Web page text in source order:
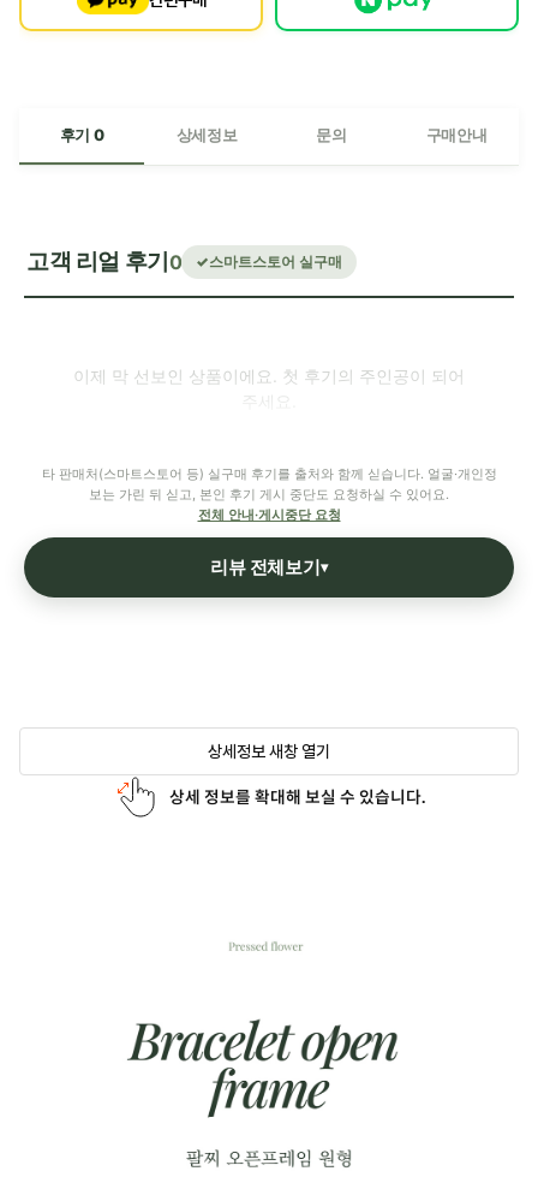
후기 0 상세정보 문의 구매안내
고객 리얼 후기 0 스마트스토어 실구매
이제 막 선보인 상품이에요. 첫 후기의 주인공이 되어
주세요.
타 판매처(스마트스토어 등) 실구매 후기를 출처와 함께 싣습니다. 얼굴·개인정
보는 가린 뒤 싣고, 본인 후기 게시 중단도 요청하실 수 있어요.
전체 안내·게시중단 요청
리뷰 전체보기▾
상세정보 새창 열기
상세 정보를 확대해 보실 수 있습니다.